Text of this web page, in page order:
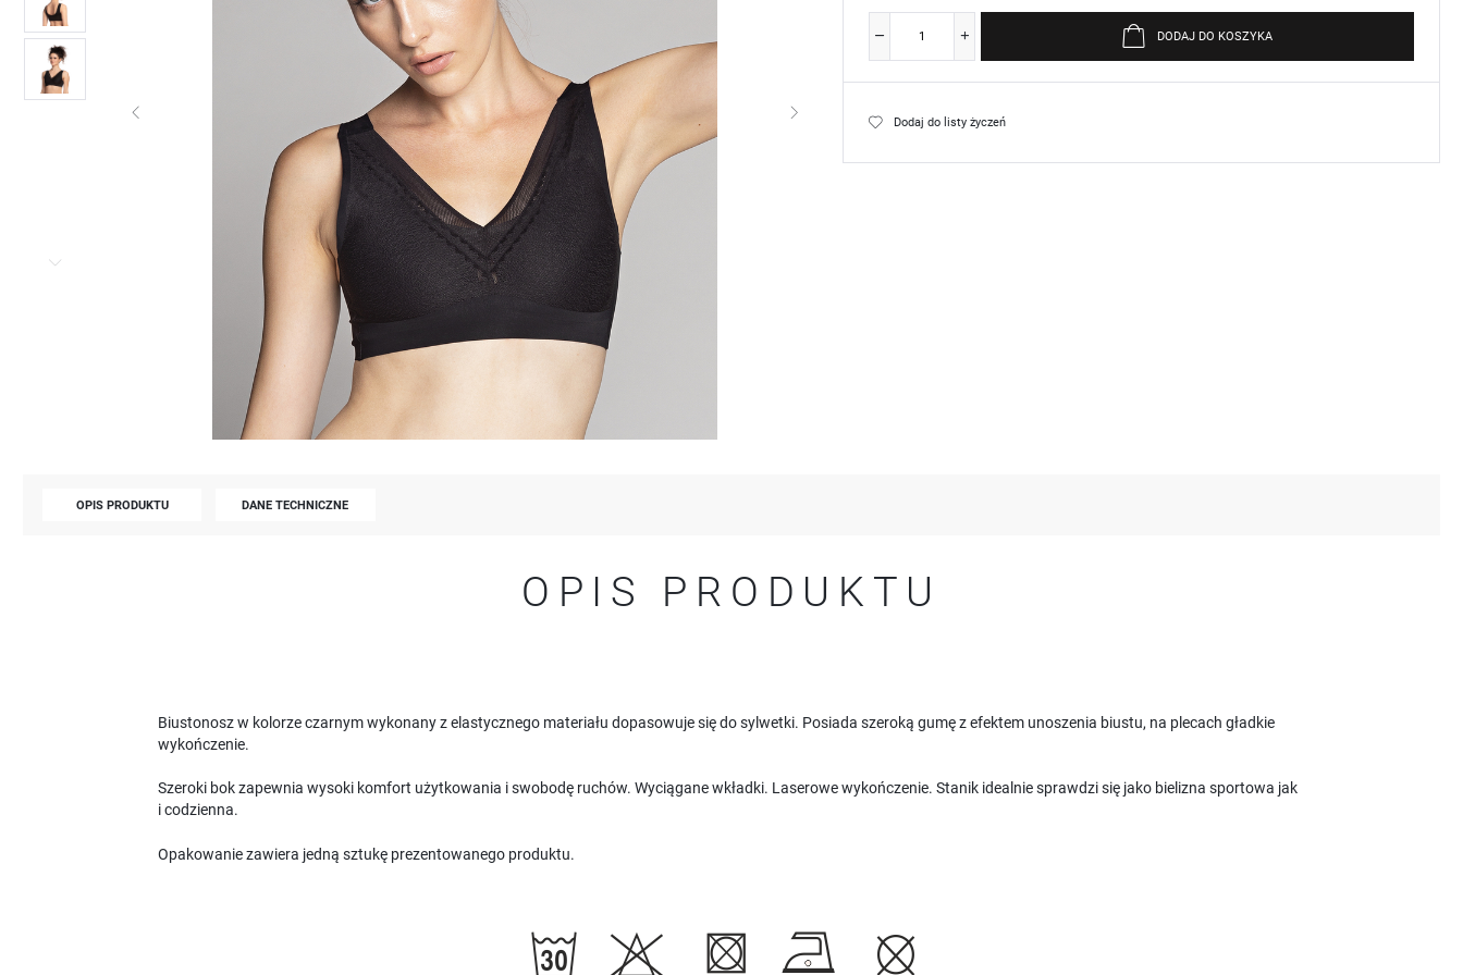
DODAJ DO KOSZYKA
Dodaj do listy życzeń
OPIS PRODUKTU DANE TECHNICZNE
OPIS PRODUKTU
Biustonosz w kolorze czarnym wykonany z elastycznego materiału dopasowuje się do sylwetki. Posiada szeroką gumę z efektem unoszenia biustu, na plecach gładkie
wykończenie.
Szeroki bok zapewnia wysoki komfort użytkowania i swobodę ruchów. Wyciągane wkładki. Laserowe wykończenie. Stanik idealnie sprawdzi się jako bielizna sportowa jak
i codzienna.
Opakowanie zawiera jedną sztukę prezentowanego produktu.
USTAWIENIA
wszystkie. W dowolnym momencie możesz dokonać zmiany swoich ustawień.
USTAWIENIA REGIONALNE